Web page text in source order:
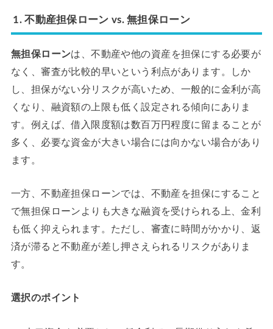
1. 不動産担保ローン vs. 無担保ローン
無担保ローンは、不動産や他の資産を担保にする必要が
なく、審査が比較的早いという利点があります。しか
し、担保がない分リスクが高いため、一般的に金利が高
くなり、融資額の上限も低く設定される傾向にありま
す。例えば、借入限度額は数百万円程度に留まることが
多く、必要な資金が大きい場合には向かない場合があり
ます。
一方、不動産担保ローンでは、不動産を担保にすること
で無担保ローンよりも大きな融資を受けられる上、金利
も低く抑えられます。ただし、審査に時間がかかり、返
済が滞ると不動産が差し押さえられるリスクがありま
す。
選択のポイント